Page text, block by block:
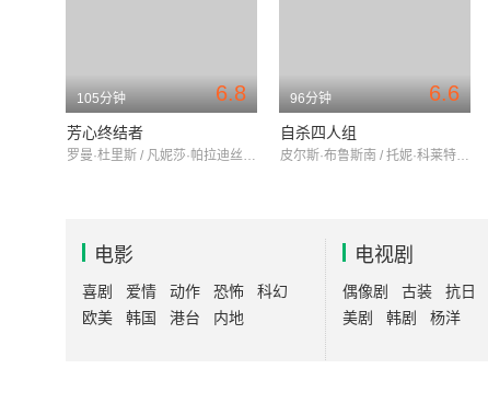
6.8
105分钟
芳心终结者
罗曼·杜里斯 / 凡妮莎·帕拉迪丝 / 菲利普·拉肖
6.6
96分钟
自杀四人组
皮尔斯·布鲁斯南 / 托妮·科莱特 / 伊莫琴·普茨
电影
喜剧 爱情 动作 恐怖
科幻
欧美
韩国 港台 内地
电视剧
偶像剧 古装 抗日
美剧
韩剧 杨洋